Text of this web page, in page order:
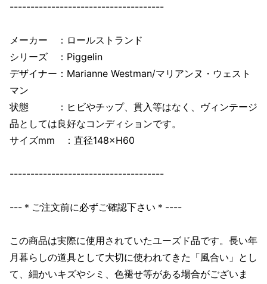
-------------------------------------
メーカー ：ロールストランド
シリーズ ：Piggelin
デザイナー：Marianne Westman/マリアンヌ・ウェスト
マン
状態 ：ヒビやチップ、貫入等はなく、ヴィンテージ
品としては良好なコンディションです。
サイズmm ：直径148×H60
-------------------------------------
---＊ご注文前に必ずご確認下さい＊----
この商品は実際に使用されていたユーズド品です。長い年
月暮らしの道具として大切に使われてきた「風合い」とし
て、細かいキズやシミ、色褪せ等がある場合がございま